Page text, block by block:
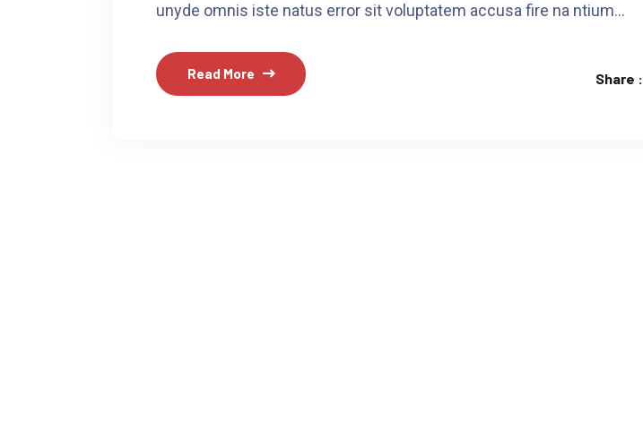
unyde omnis iste natus error sit voluptatem accusa fire na ntium…
Read More Share :